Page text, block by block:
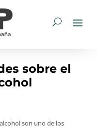
sobre el
son uno de los